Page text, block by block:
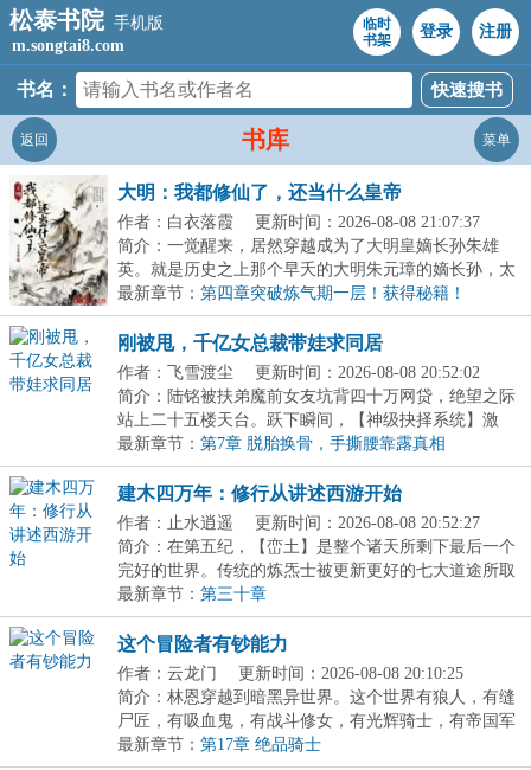
松泰书院 手机版
m.songtai8.com
临时
书架
登录 注册
书名：
书库
返回 菜单
大明：我都修仙了，还当什么皇帝
作者：白衣落霞
更新时间：2026-08-08 21:07:37
简介：一觉醒来，居然穿越成为了大明皇嫡长孙朱雄
英。就是历史之上那个早夭的大明朱元璋的嫡长孙，太
子朱...
最新章节： 第四章突破炼气期一层！获得秘籍！
刚被甩，千亿女总裁带娃求同居
作者：飞雪渡尘
更新时间：2026-08-08 20:52:02
简介：陆铭被扶弟魔前女友坑背四十万网贷，绝望之际
站上二十五楼天台。跃下瞬间，【神级抉择系统】激
活！...
最新章节： 第7章 脱胎换骨，手撕腰靠露真相
建木四万年：修行从讲述西游开始
作者：止水逍遥
更新时间：2026-08-08 20:52:27
简介：在第五纪，【峦土】是整个诸天所剩下最后一个
完好的世界。传统的炼炁士被更新更好的七大道途所取
代...
最新章节： 第三十章
这个冒险者有钞能力
作者：云龙门
更新时间：2026-08-08 20:10:25
简介：林恩穿越到暗黑异世界。这个世界有狼人，有缝
尸匠，有吸血鬼，有战斗修女，有光辉骑士，有帝国军
团...
最新章节： 第17章 绝品骑士